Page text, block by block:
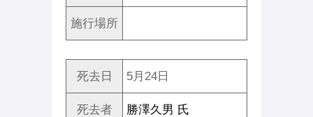
施行場所
死去日 5月24日
死去者 勝澤久男 氏